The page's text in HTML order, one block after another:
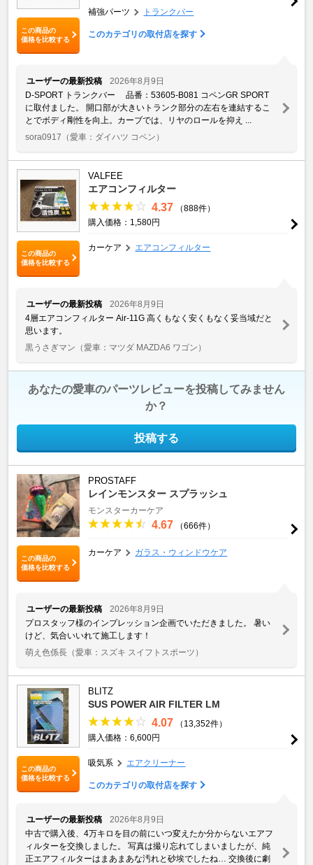
この商品の
価格を比較する
補強パーツ トランクバー
このカテゴリの取付店を探す
ユーザーの最新投稿
2026年8月9日
D-SPORT トランクバー 品番：53605-B081 コペンGR SPORT
に取付ました。 開口部が大きいトランク部分の左右を連結するこ
とでボディ剛性を向上。カーブでは、リヤのロールを抑え ...
sora0917 （愛車：ダイハツ コペン）
この商品の
価格を比較する
VALFEE
エアコンフィルター
4.37
（888件）
購入価格：1,580円
カーケア エアコンフィルター
ユーザーの最新投稿
2026年8月9日
4層エアコンフィルター Air-11G 高くもなく安くもなく妥当域だと
思います。
黒うさぎマン （愛車：マツダ MAZDA6 ワゴン）
あなたの愛車のパーツレビューを投稿してみません
か？
投稿する
この商品の
価格を比較する
PROSTAFF
レインモンスター スプラッシュ
モンスターカーケア
4.67 （666件）
カーケア ガラス・ウィンドウケア
ユーザーの最新投稿
2026年8月9日
プロスタッフ様のインプレッション企画でいただきました。 暑い
けど、気合いいれて施工します！
萌え色係長 （愛車：スズキ スイフトスポーツ）
この商品の
価格を比較する
BLITZ
SUS POWER AIR FILTER LM
4.07
（13,352件）
購入価格：6,600円
吸気系 エアクリーナー
このカテゴリの取付店を探す
ユーザーの最新投稿
2026年8月9日
中古で購入後、4万キロを目の前にいつ変えたか分からないエアフ
ィルターを交換しました。 写真は撮り忘れてしまいましたが、純
正エアフィルターはまあまあな汚れと砂埃でしたね… 交換後に劇